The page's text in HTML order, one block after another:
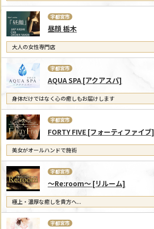
宇都宮市
昼顔 栃木
大人の女性専門店
宇都宮市
AQUA SPA [アクアスパ]
身体だけではなく心の癒しもお届けします
宇都宮市
FORTY FIVE [フォーティファイブ]
美女がオールハンドで施術
宇都宮市
～Re:room～ [リルーム]
極上・濃厚な癒しを貴方へ...
宇都宮市